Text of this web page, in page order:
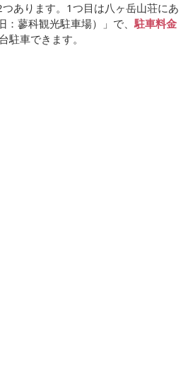
あります。1つ目は八ヶ岳山荘にあ
：蓼科観光駐車場）」で、駐車料金
駐車できます。